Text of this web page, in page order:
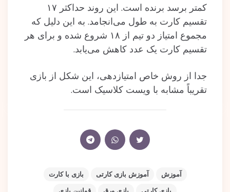
کمتر برسد برنده است. این روند حداکثر ۱۷
تقسیم کارت به طول می‌انجامد. به این دلیل که
مجموع امتیاز دو تیم از ۱۸ شروع شده و برای هر
تقسیم کارت یک عدد کاهش می‌یابد.
جدا از روش خاص امتیازدهی، این شکل از بازی
تقریباً مشابه با ویست کلاسیک است.
آموزش آموزش بازی کارتی
بازی با کارت
بازی کارتی
بازی ورق قوانین بازی